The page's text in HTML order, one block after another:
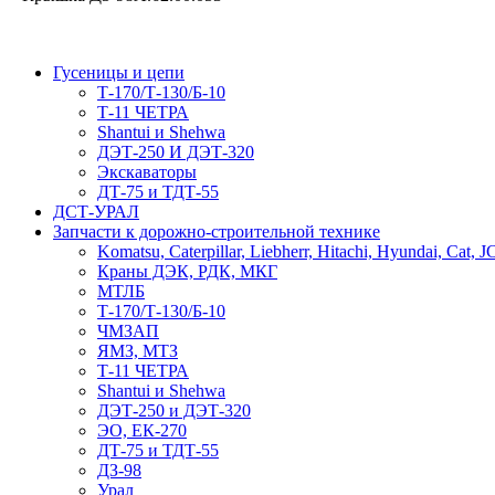
Гусеницы и цепи
Т-170/Т-130/Б-10
Т-11 ЧЕТРА
Shantui и Shehwa
ДЭТ-250 И ДЭТ-320
Экскаваторы
ДТ-75 и ТДТ-55
ДСТ-УРАЛ
Запчасти к дорожно-строительной технике
Komatsu, Caterpillar, Liebherr, Hitachi, Hyundai, Cat,
Краны ДЭК, РДК, МКГ
МТЛБ
Т-170/Т-130/Б-10
ЧМЗАП
ЯМЗ, МТЗ
Т-11 ЧЕТРА
Shantui и Shehwa
ДЭТ-250 и ДЭТ-320
ЭО, ЕК-270
ДТ-75 и ТДТ-55
ДЗ-98
Урал